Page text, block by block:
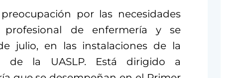
por las necesidades
de enfermería y se
julio, en las instalaciones de la
de la UASLP. Está dirigido a